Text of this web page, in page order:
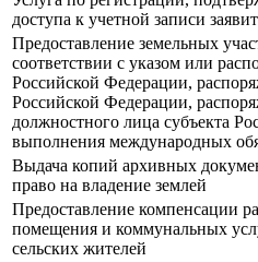
доступа к учетной записи
Предоставление земельных
соответствии с указом или
Российской Федерации,
Российской Федерации,
должностного лица субъекта
выполнения международных
Выдача копий архивных
право на владение землей
Предоставление компенсации
помещения и коммунальных
сельских жителей